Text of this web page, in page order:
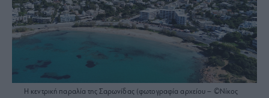
Η κεντρική παραλία της Σαρωνίδας (φωτογραφία αρχείου – ©Νίκος